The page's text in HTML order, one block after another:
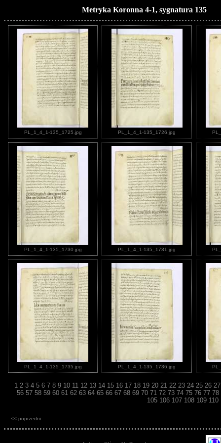
Metryka Koronna 4-1, sygnatura 135
PL_1_4_1-135_1725.jpg PL_1_4_1-135_1726.jpg
PL_1_4_1-135_1730.jpg PL_1_4_1-135_1731.jpg
PL_1_4_1-135_1735.jpg PL_1_4_1-135_1736.jpg
1 2 3 4 5 6 7 8 9 10 11 12 13 14 15 16 17 18 19 20 21 22 23 24 25 26
56 57 58 59 60 61 62 63 64 65 66 67 68 69 70 71 72 73 74 75 76 77 78
105 106 107 108 109 110
<< poprzedni